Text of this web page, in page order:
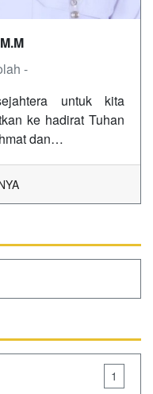
-
untuk kita
ke hadirat Tuhan
dan…
1